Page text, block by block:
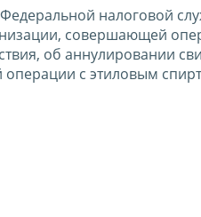
налоговой
совершающей
об аннулировании
операции с этиловым